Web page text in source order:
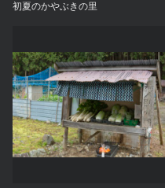
初夏のかやぶきの里